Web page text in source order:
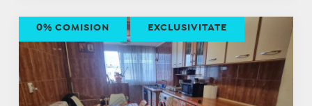
0% COMISION EXCLUSIVITATE